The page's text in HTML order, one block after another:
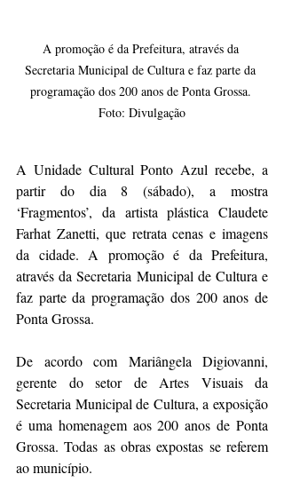
A promoção é da Prefeitura, através da
Secretaria Municipal de Cultura e faz parte da
programação dos 200 anos de Ponta Grossa.
Foto: Divulgação
A Unidade Cultural Ponto Azul recebe, a
partir do dia 8 (sábado), a mostra
‘Fragmentos’, da artista plástica Claudete
Farhat Zanetti, que retrata cenas e imagens
da cidade. A promoção é da Prefeitura,
através da Secretaria Municipal de Cultura e
faz parte da programação dos 200 anos de
Ponta Grossa.
De acordo com Mariângela Digiovanni,
gerente do setor de Artes Visuais da
Secretaria Municipal de Cultura, a exposição
é uma homenagem aos 200 anos de Ponta
Grossa. Todas as obras expostas se referem
ao município.